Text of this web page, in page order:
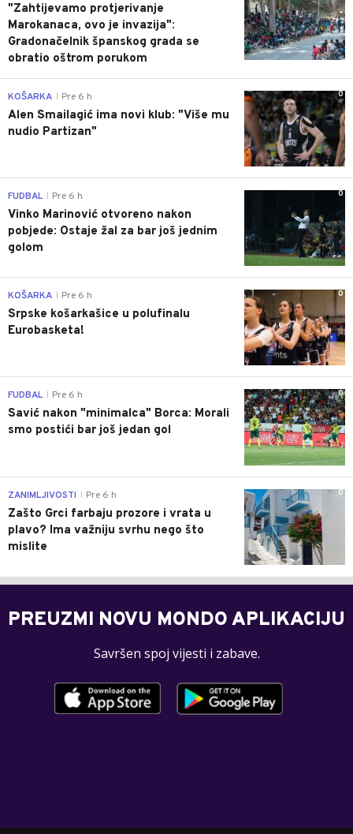
"Zahtijevamo protjerivanje
Marokanaca, ovo je invazija":
Gradonačelnik španskog grada se
obratio oštrom porukom
0
KOŠARKA Pre 6 h
Alen Smailagić ima novi klub: "Više mu
nudio Partizan"
0
FUDBAL Pre 6 h
Vinko Marinović otvoreno nakon
pobjede: Ostaje žal za bar još jednim
golom
0
KOŠARKA Pre 6 h
Srpske košarkašice u polufinalu
Eurobasketa!
0
FUDBAL Pre 6 h
Savić nakon "minimalca" Borca: Morali
smo postići bar još jedan gol
0
ZANIMLJIVOSTI Pre 6 h
Zašto Grci farbaju prozore i vrata u
plavo? Ima važniju svrhu nego što
mislite
PREUZMI NOVU MONDO APLIKACIJU
Savršen spoj vijesti i zabave.